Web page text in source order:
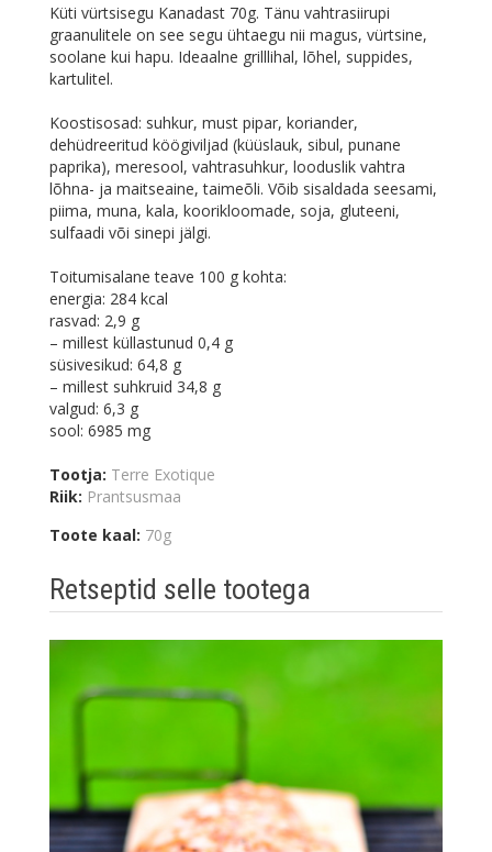
Küti vürtsisegu Kanadast 70g. Tänu vahtrasiirupi
graanulitele on see segu ühtaegu nii magus, vürtsine,
soolane kui hapu. Ideaalne grilllihal, lõhel, suppides,
kartulitel.
Koostisosad: suhkur, must pipar, koriander,
dehüdreeritud köögiviljad (küüslauk, sibul, punane
paprika), meresool, vahtrasuhkur, looduslik vahtra
lõhna- ja maitseaine, taimeõli. Võib sisaldada seesami,
piima, muna, kala, koorikloomade, soja, gluteeni,
sulfaadi või sinepi jälgi.
Toitumisalane teave 100 g kohta:
energia: 284 kcal
rasvad: 2,9 g
– millest küllastunud 0,4 g
süsivesikud: 64,8 g
– millest suhkruid 34,8 g
valgud: 6,3 g
sool: 6985 mg
Tootja: Terre Exotique
Riik: Prantsusmaa
Toote kaal: 70g
Retseptid selle tootega